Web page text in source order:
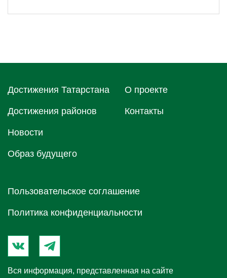
Достижения Татарстана
Достижения районов
Новости
Образ будущего
О проектe
Контакты
Пользовательское соглашение
Политика конфиденциальности
Вся информация, представленная на сайте